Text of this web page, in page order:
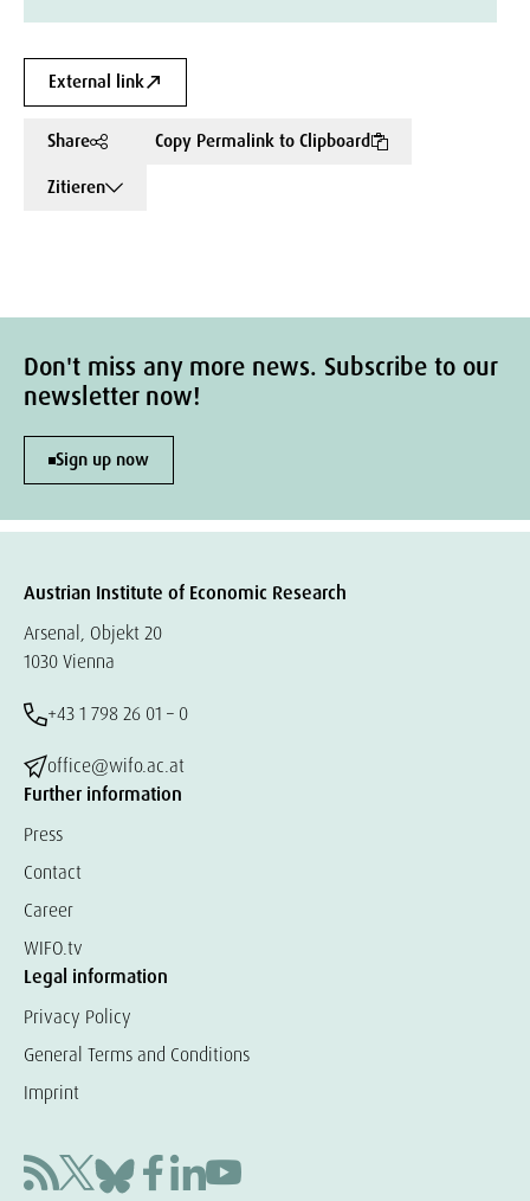
External link
Share
Copy Permalink to Clipboard
Zitieren
Don't miss any more news. Subscribe to our
newsletter now!
Sign up now
Austrian Institute of Economic Research
Arsenal, Objekt 20
1030 Vienna
+43 1 798 26 01 – 0
office@wifo.ac.at
Further information
Press
Contact
Career
WIFO.tv
Legal information
Privacy Policy
General Terms and Conditions
Imprint